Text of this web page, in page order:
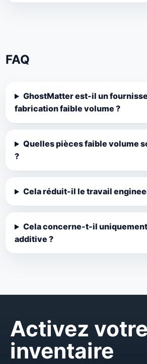
FAQ
GhostMatter est-il un
fabrication faible volume ?
Quelles pièces faible volume
?
Cela réduit-il le travail
Cela concerne-t-il
additive ?
Activez votre
inventaire